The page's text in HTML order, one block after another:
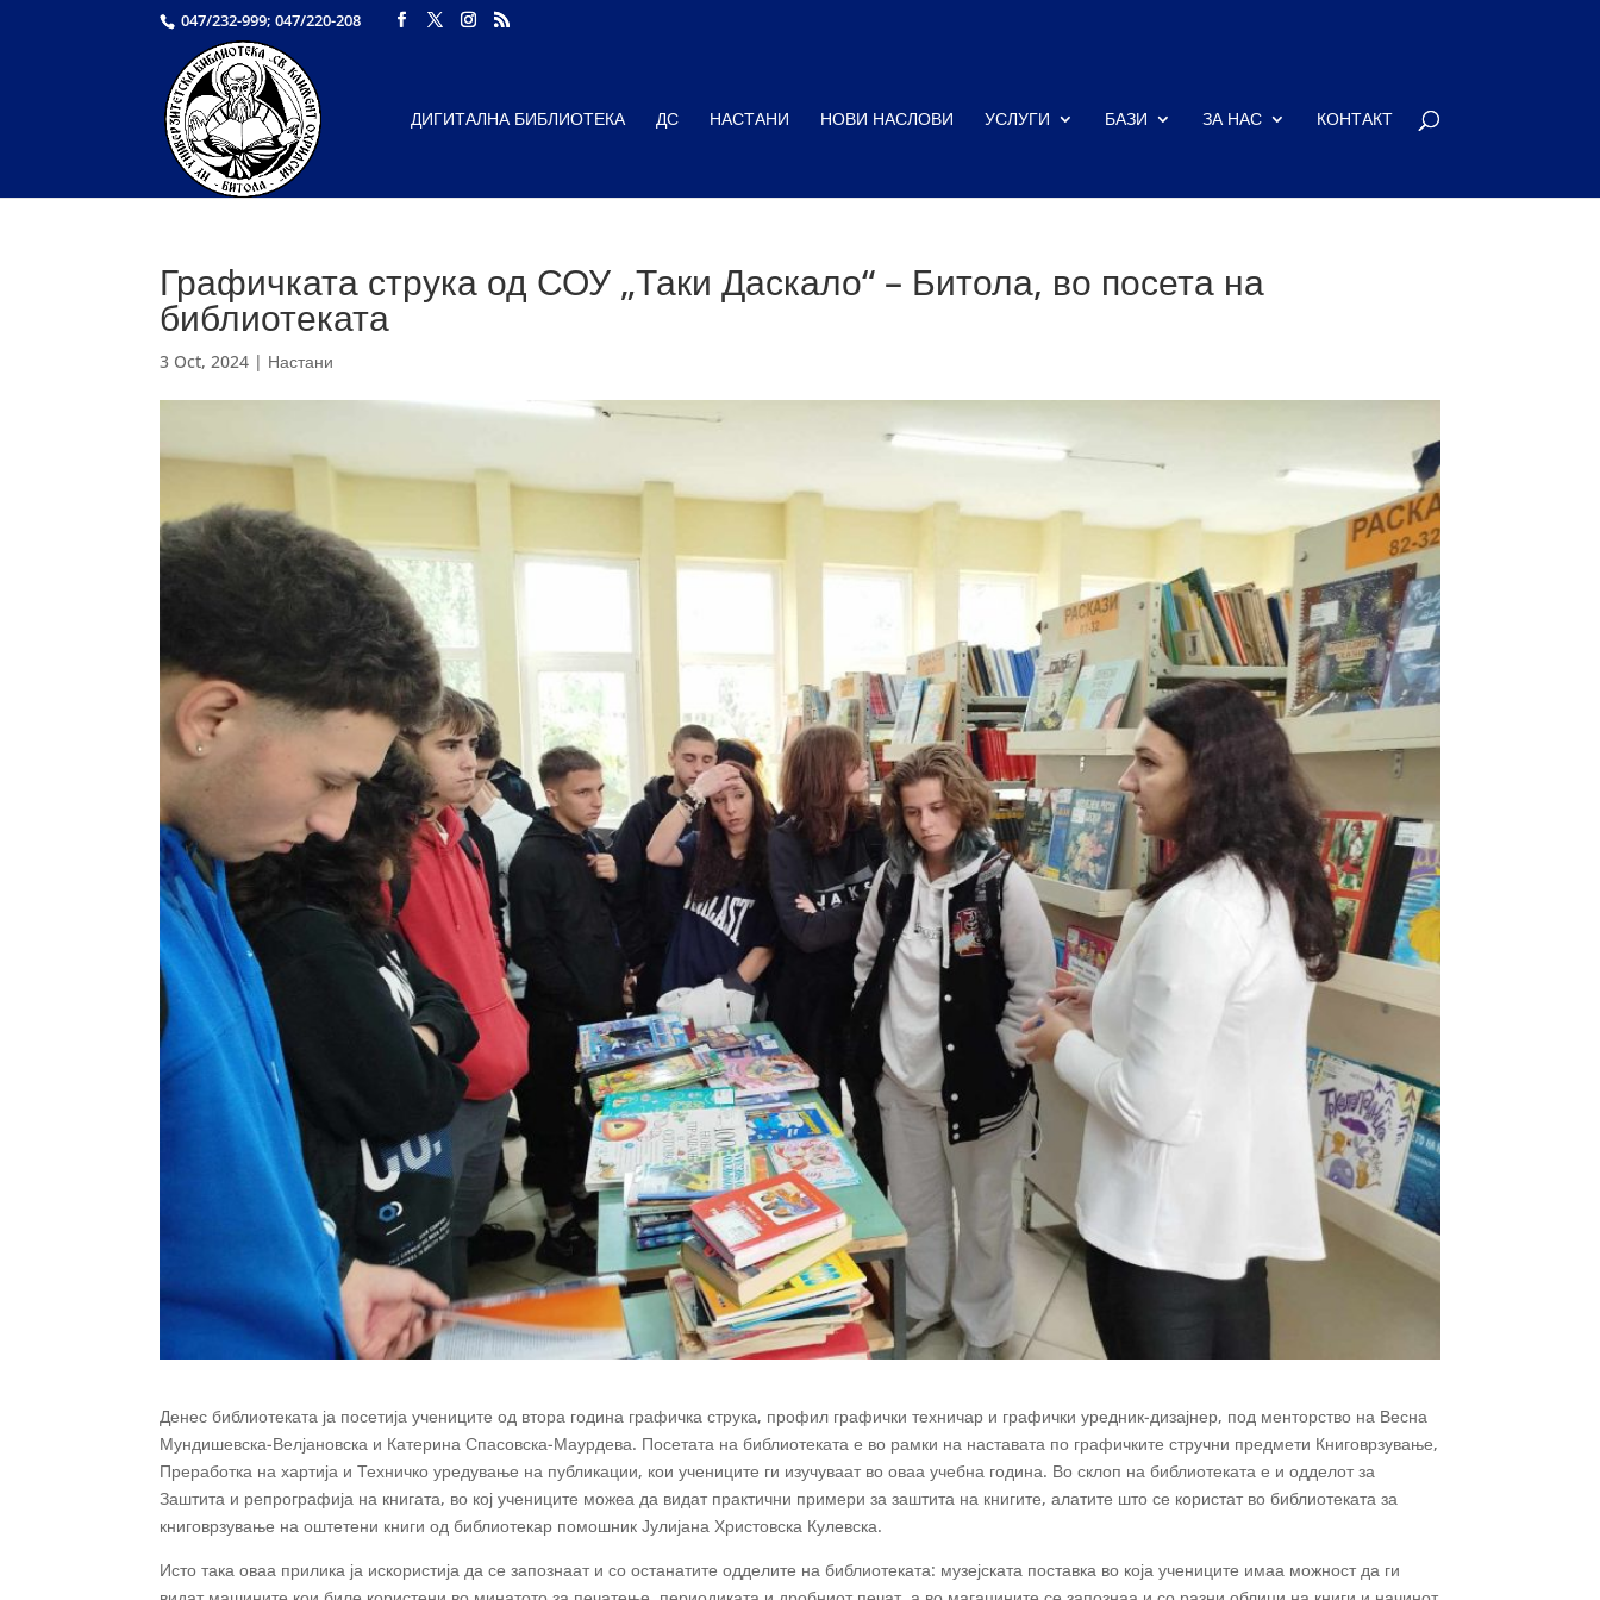
047/232-999; 047/220-208
ДИГИТАЛНА БИБЛИОТЕКА ДС НАСТАНИ НОВИ НАСЛОВИ УСЛУГИ БАЗИ ЗА НАС КОНТАКТ
Графичката струка од СОУ „Таки Даскало“ – Битола, во посета на
библиотеката
3 Oct, 2024 | Настани
Денес библиотеката ја посетија учениците од втора година графичка струка, профил графички техничар и графички уредник-дизајнер, под менторство на Весна
Мундишевска-Велјановска и Катерина Спасовска-Маурдева. Посетата на библиотеката е во рамки на наставата по графичките стручни предмети Книговрзување,
Преработка на хартија и Техничко уредување на публикации, кои учениците ги изучуваат во оваа учебна година. Во склоп на библиотеката е и одделот за
Заштита и репрографија на книгата, во кој учениците можеа да видат практични примери за заштита на книгите, алатите што се користат во библиотеката за
книговрзување на оштетени книги од библиотекар помошник Јулијана Христовска Кулевска.
Исто така оваа прилика ја искористија да се запознаат и со останатите одделите на библиотеката: музејската поставка во која учениците имаа можност да ги